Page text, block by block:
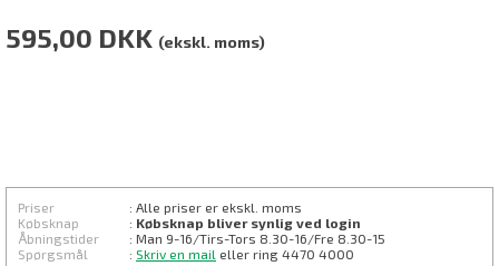
595,00 DKK (ekskl. moms)
Priser
: Alle priser er ekskl. moms
Købsknap
: Købsknap bliver synlig ved login
Åbningstider
: Man 9-16/Tirs-Tors 8.30-16/Fre 8.30-15
Spørgsmål
: Skriv en mail eller ring 4470 4000